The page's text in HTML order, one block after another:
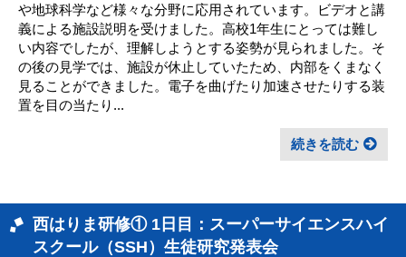
や地球科学など様々な分野に応用されています。ビデオと講
義による施設説明を受けました。高校1年生にとっては難し
い内容でしたが、理解しようとする姿勢が見られました。そ
の後の見学では、施設が休止していたため、内部をくまなく
見ることができました。電子を曲げたり加速させたりする装
置を目の当たり...
続きを読む
西はりま研修① 1日目：スーパーサイエンスハイ
スクール（SSH）生徒研究発表会